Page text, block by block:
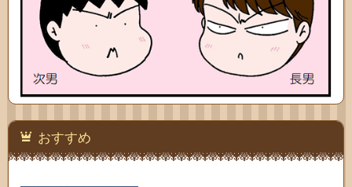
おすすめ